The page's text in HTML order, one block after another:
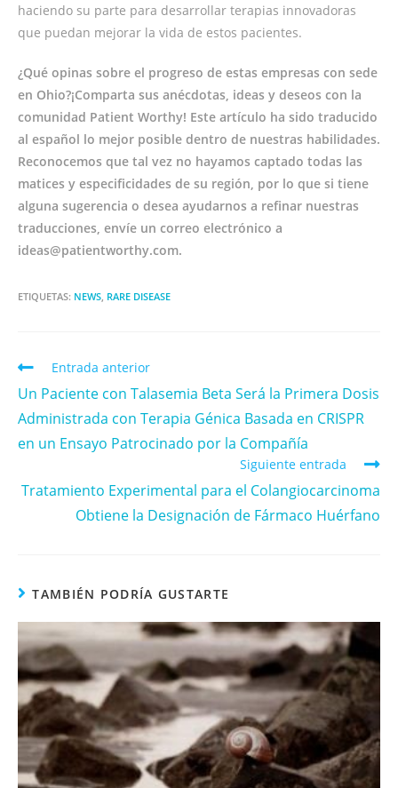
haciendo su parte para desarrollar terapias innovadoras
que puedan mejorar la vida de estos pacientes.
¿Qué opinas sobre el progreso de estas empresas con sede
en Ohio?¡Comparta sus anécdotas, ideas y deseos con la
comunidad Patient Worthy! Este artículo ha sido traducido
al español lo mejor posible dentro de nuestras habilidades.
Reconocemos que tal vez no hayamos captado todas las
matices y especificidades de su región, por lo que si tiene
alguna sugerencia o desea ayudarnos a refinar nuestras
traducciones, envíe un correo electrónico a
ideas@patientworthy.com.
ETIQUETAS: NEWS RARE DISEASE
Entrada anterior
Un Paciente con Talasemia Beta Será la Primera Dosis
Administrada con Terapia Génica Basada en CRISPR
en un Ensayo Patrocinado por la Compañía
Siguiente entrada
Tratamiento Experimental para el Colangiocarcinoma
Obtiene la Designación de Fármaco Huérfano
TAMBIÉN PODRÍA GUSTARTE